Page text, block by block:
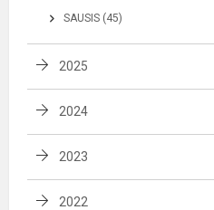
SAUSIS (45)
2025
2024
2023
2022